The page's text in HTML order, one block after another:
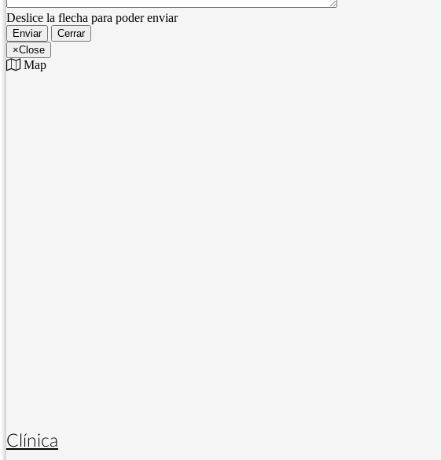
Deslice la flecha para poder enviar
Enviar
Cerrar
×Close
Map
Clínica